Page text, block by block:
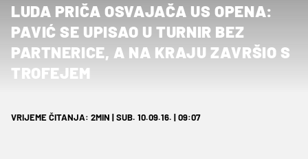
LUDA PRIČA OSVAJAČA US OPENA:
PAVIĆ SE UPISAO U TURNIR BEZ
PARTNERICE, A NA KRAJU ZAVRŠIO S
TROFEJEM
VRIJEME ČITANJA: 2MIN | SUB. 10.09.16. | 09:07